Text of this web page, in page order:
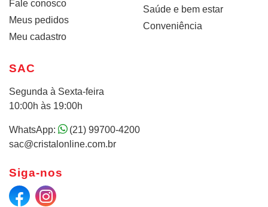
Fale conosco
Meus pedidos
Meu cadastro
Saúde e bem estar
Conveniência
SAC
Segunda à Sexta-feira
10:00h às 19:00h
WhatsApp:
(21) 99700-4200
sac@cristalonline.com.br
Siga-nos